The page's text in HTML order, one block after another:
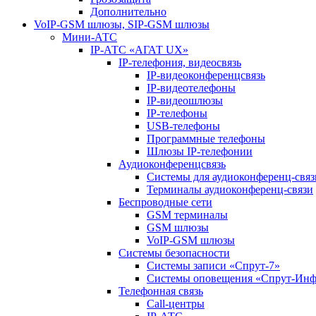
Дополнительно
VoIP-GSM шлюзы, SIP-GSM шлюзы
Мини-АТС
IP-АТС «АГАТ UX»
IP-телефония, видеосвязь
IP-видеоконференцсвязь
IP-видеотелефоны
IP-видеошлюзы
IP-телефоны
USB-телефоны
Программные телефоны
Шлюзы IP-телефонии
Аудиоконференцсвязь
Системы для аудиоконференц-
Терминалы аудиоконференц-связи
Беспроводные сети
GSM терминалы
GSM шлюзы
VoIP-GSM шлюзы
Системы безопасности
Системы записи «Спрут-7»
Системы оповещения «Спрут-
Телефонная связь
Call-центры